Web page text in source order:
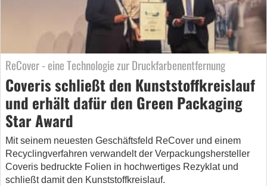
ReCover - eine Technologie zur Druckfarbenentfernung
Coveris schließt den Kunststoffkreislauf
und erhält dafür den Green Packaging
Star Award
Mit seinem neuesten Geschäftsfeld ReCover und einem
Recyclingverfahren verwandelt der Verpackungshersteller
Coveris bedruckte Folien in hochwertiges Rezyklat und
schließt damit den Kunststoffkreislauf.